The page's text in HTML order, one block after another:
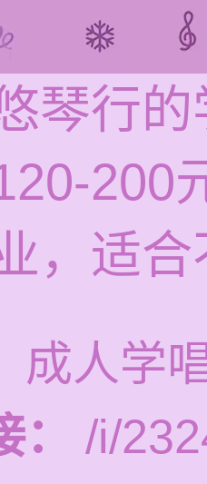
琴行
200
，适
成人学
/i/